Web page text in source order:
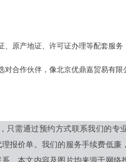
原产地证、许可证办理等配套服务
合作伙伴，像北京优鼎嘉贸易有
只需通过预约方式联系我们的专
报价单。我们的服务手续费低廉